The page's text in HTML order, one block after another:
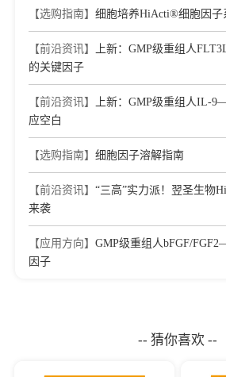
【选购指南】 细胞培养HiActi®细胞因子
【前沿资讯】
上新：GMP级重组人
的关键因子
【前沿资讯】
上新：GMP级重组人IL-
应空白
【选购指南】 细胞因子溶解指南
【前沿资讯】 “三高”实力派！翌圣生物
来袭
【应用方向】 GMP级重组人bFGF/
因子
-- 猜你喜欢 --